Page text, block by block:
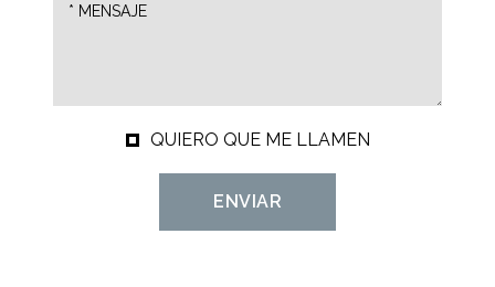
QUIERO QUE ME LLAMEN
ENVIAR